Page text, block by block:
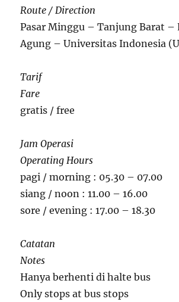
Route / Direction
Pasar Minggu – Tanjung Barat –
Agung – Universitas Indonesia
Tarif
Fare
gratis / free
Jam Operasi
Operating Hours
pagi / morning : 05.30 – 07.00
siang / noon : 11.00 – 16.00
sore / evening : 17.00 – 18.30
Catatan
Notes
Hanya berhenti di halte bus
Only stops at bus stops